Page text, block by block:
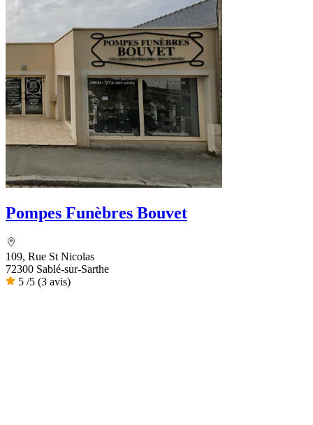
Pompes Funèbres Bouvet
109, Rue St Nicolas
72300 Sablé-sur-Sarthe
5 /5 (3 avis)